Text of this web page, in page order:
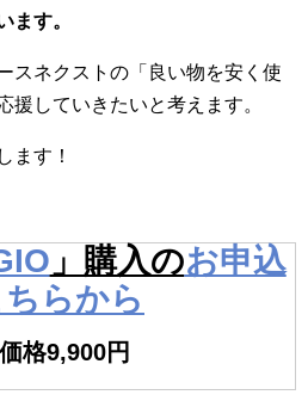
ます。
スネクストの「良い物を安く使
援していきたいと考えます。
ます！
」購入のお申込
らから
格9,900円